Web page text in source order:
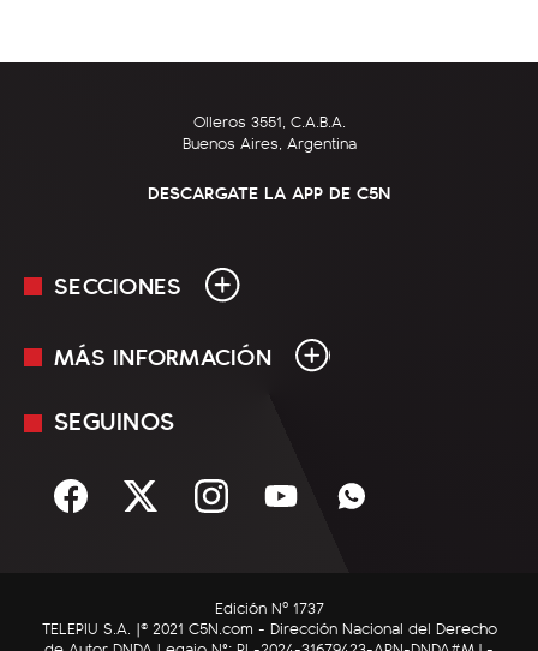
Olleros 3551, C.A.B.A.
Buenos Aires, Argentina
DESCARGATE LA APP DE C5N
SECCIONES
En Vivo
Sociedad
C5N Autos
MÁS INFORMACIÓN
Mediakit
Términos y condiciones
SEGUINOS
Edición Nº 1737
TELEPIU S.A. |© 2021 C5N.com - Dirección Nacional del Derecho